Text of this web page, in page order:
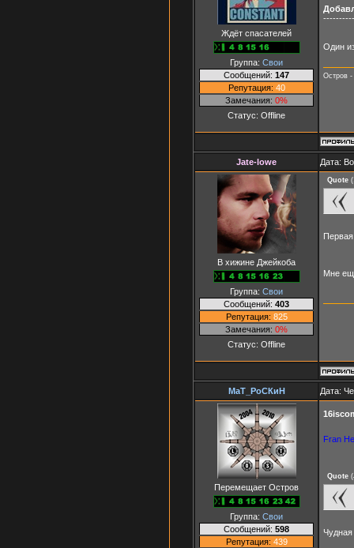
Ждёт спасателей
Группа: Свои
Сообщений: 147
Репутация: 40
Замечания: 0%
Статус: Offline
Один
Остров
Jate-lowe Дата:
В хижине Джейкоба
Группа: Свои
Сообщений: 403
Репутация: 825
Замечания: 0%
Статус: Offline
Quote (
Мне
МаТ_РоСКиН Дата:
Перемещает Остров
Группа: Свои
Сообщений: 598
Репутация: 439
Fran
Quote (